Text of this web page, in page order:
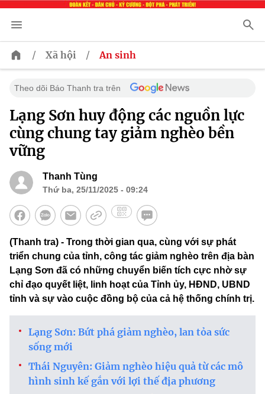
/ Xã hội / An sinh
Theo dõi Báo Thanh tra trên
Lạng Sơn huy động các nguồn lực
cùng chung tay giảm nghèo bền
vững
Thanh Tùng
Thứ ba, 25/11/2025 - 09:24
(Thanh tra) - Trong thời gian qua, cùng với sự phát
triển chung của tỉnh, công tác giảm nghèo trên địa bàn
Lạng Sơn đã có những chuyển biến tích cực nhờ sự
chỉ đạo quyết liệt, linh hoạt của Tỉnh ủy, HĐND, UBND
tỉnh và sự vào cuộc đồng bộ của cả hệ thống chính trị.
Lạng Sơn: Bứt phá giảm nghèo, lan tỏa sức
sống mới
Thái Nguyên: Giảm nghèo hiệu quả từ các mô
hình sinh kế gắn với lợi thế địa phương